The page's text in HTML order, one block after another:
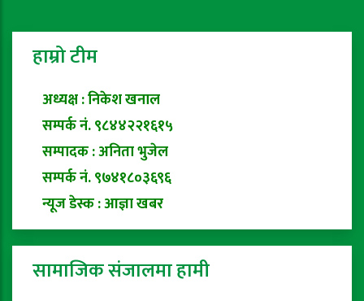
हाम्रो टीम
अध्यक्ष : निकेश खनाल
सम्पर्क नं. ९८४४२२१६१५
सम्पादक : अनिता भुजेल
सम्पर्क नं. ९७४१८०३६९६
न्यूज डेस्क : आज्ञा खबर
सामाजिक संजालमा हामी